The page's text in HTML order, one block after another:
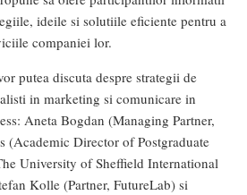
ideile si solutiile eficiente pentru a
companiei lor.
putea discuta despre strategii de
in marketing si comunicare in
Aneta Bogdan (Managing Partner,
(Academic Director of Postgraduate
University of Sheffield International
Kolle (Partner, FutureLab) si